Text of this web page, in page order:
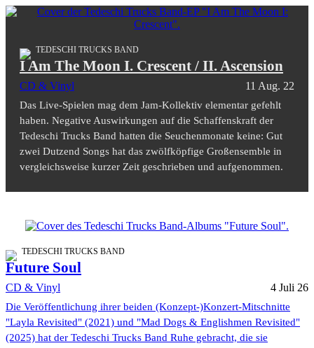
TEDESCHI TRUCKS BAND
I Am The Moon I. Crescent / II. Ascension
CD & Vinyl 11 Aug. 22
Das Live-Spielen mag dem Jam-Kollektiv elementar gefehlt
haben. Negative Auswirkungen auf die Schaffenskraft der
Tedeschi Trucks Band hatten die Seuchenmonate keine: Gut
zwei Dutzend Songs hat das zwölfköpfige Großensemble in
vergleichsweise kurzer Zeit geschrieben und aufgenommen.
TEDESCHI TRUCKS BAND
Future Soul
CD & Vinyl 4 Juli 26
Die Veröffentlichung ihrer beiden (Konzept-)Konzert-Mitschnitte
"Layla Revisited" (2021) und "Mad Dogs & Englishmen Revisited"
(2025) hat der Tedeschi Trucks Band Ruhe gebracht, die sie